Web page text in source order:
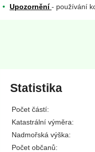
Statistika
Počet částí:
Katastrální výměra:
Nadmořská výška:
Počet občanů:
• Upozornění - používání